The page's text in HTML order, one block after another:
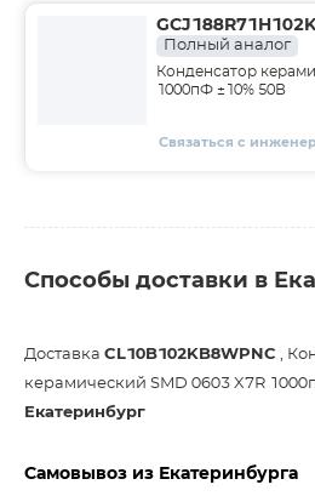
Полный аналог
Конденсатор
1000пФ ±10% 50В
Связаться с
Способы доставки в
Доставка CL10B102KB8WPNC ,
керамический SMD 0603 X7R
Екатеринбург
Самовывоз из Екатеринбурга